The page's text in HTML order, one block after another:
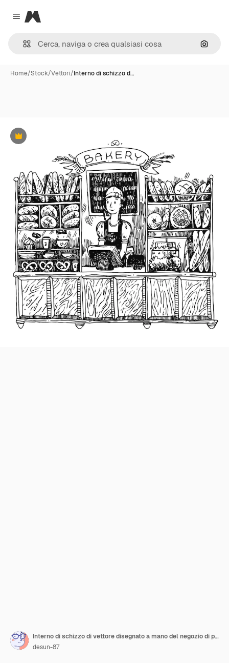
Close menu
Magnific
Cerca
Home/Stock/Vettori/Interno di schizzo d…
Premium
Interno di schizzo di vettore disegnato a mano del negozio di panetteria
desun-87